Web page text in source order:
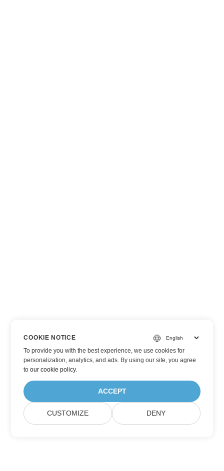
COOKIE NOTICE
To provide you with the best experience, we use cookies for
personalization, analytics, and ads. By using our site, you agree
toour cookie policy.
ACCEPT
CUSTOMIZE DENY